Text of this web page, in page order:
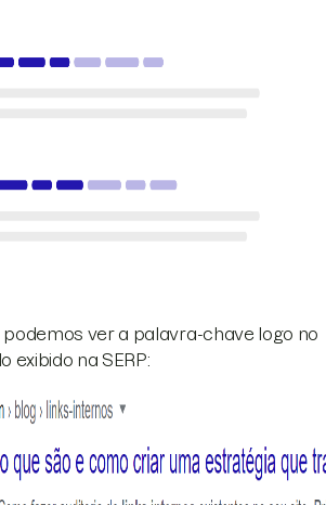
ver a palavra-chave logo no
exibido na SERP: